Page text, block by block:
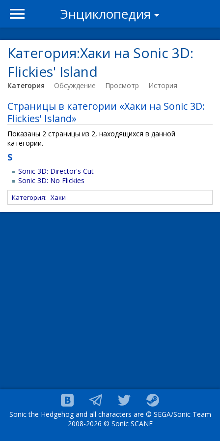
Энциклопедия
Категория:Хаки на Sonic 3D:
Flickies' Island
Категория Обсуждение Просмотр История
Страницы в категории «Хаки на Sonic 3D:
Flickies' Island»
Показаны 2 страницы из 2, находящихся в данной
категории.
S
Sonic 3D: Director's Cut
Sonic 3D: No Flickies
Категория: Хаки
Sonic the Hedgehog and all characters are © SEGA/Sonic Team
2008-2026 © Sonic SCANF